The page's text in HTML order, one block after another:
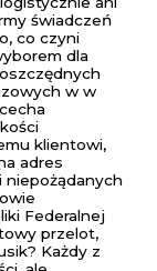
świadczeń
co czyni
dla
w w
klientowi,
adres
Federalnej
przelot,
Każdy z